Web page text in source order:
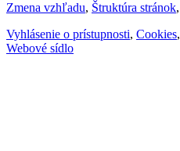
Zmena vzhľadu, Štruktúra stránok,
Vyhlásenie o prístupnosti, Cookies,
Webové sídlo